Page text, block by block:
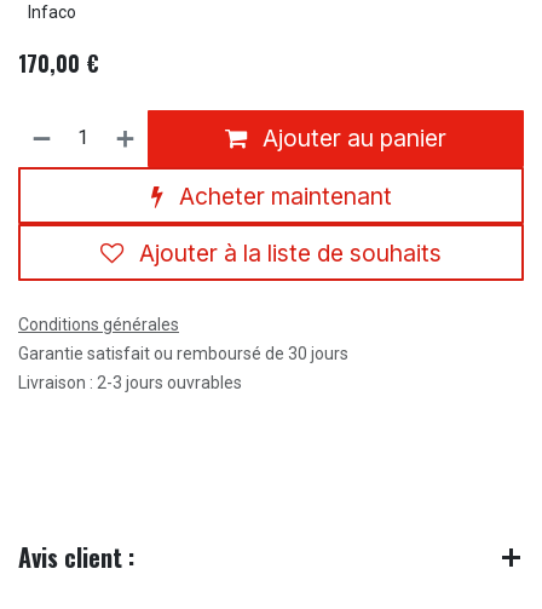
Infaco
170,00 €
Ajouter au panier
Acheter maintenant
Ajouter à la liste de souhaits
Conditions générales
Garantie satisfait ou remboursé de 30 jours
Livraison : 2-3 jours ouvrables
Avis client :